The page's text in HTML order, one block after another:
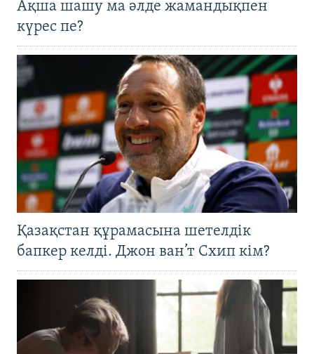
Ақша шашу ма әлде жамандықпен
күрес пе?
Қазақстан құрамасына шетелдік
бапкер келді. Джон ван’т Схип кім?